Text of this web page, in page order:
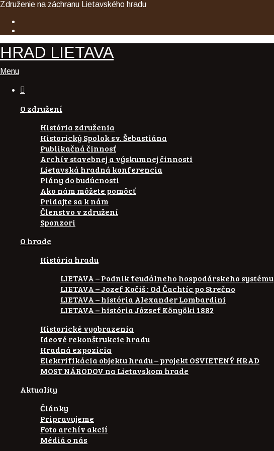
Združenie na záchranu Lietavského hradu
HRAD LIETAVA
Menu

O združení
História združenia
Historický Spolok sv. Šebastiána
Publikačná činnosť
Archív stavebnej a výskumnej činnosti
Lietavská hradná konferencia
Plány do budúcnosti
Ako nám môžete pomôcť
Pridajte sa k nám
Členstvo v združení
Sponzori
O hrade
História hradu
LIETAVA – Podnik feudálneho hospodárskeho systému
LIETAVA – Jozef Kočiš : Od Čachtíc po Strečno
LIETAVA – história Alexander Lombardini
LIETAVA – história József Könyöki 1882
Historické vyobrazenia
Ideové rekonštrukcie hradu
Hradná expozícia
Elektrifikácia objektu hradu – projekt OSVIETENÝ HRAD
MOST NÁRODOV na Lietavskom hrade
Aktuality
Články
Pripravujeme
Foto archív akcií
Médiá o nás